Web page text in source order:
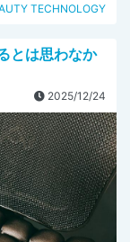
TECHNOLOGY
とは思わなか
2025/12/24